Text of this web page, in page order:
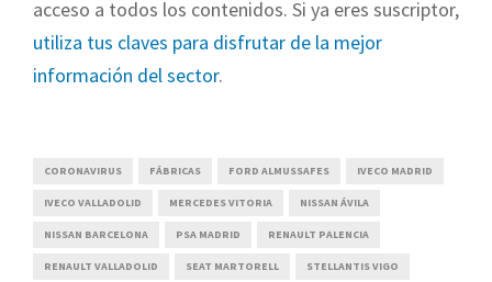
acceso a todos los contenidos. Si ya eres suscriptor,
utiliza tus claves para disfrutar de la mejor
información del sector.
CORONAVIRUS FÁBRICAS FORD ALMUSSAFES IVECO MADRID
IVECO VALLADOLID MERCEDES VITORIA NISSAN ÁVILA
NISSAN BARCELONA PSA MADRID RENAULT PALENCIA
RENAULT VALLADOLID SEAT MARTORELL STELLANTIS VIGO